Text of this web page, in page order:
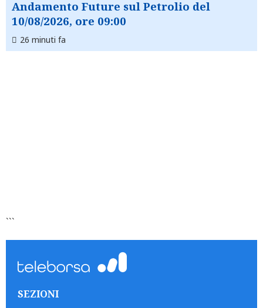
Andamento Future sul Petrolio del
10/08/2026, ore 09:00
26 minuti fa
```
SEZIONI